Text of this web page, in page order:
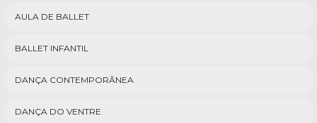
AULA DE BALLET
BALLET INFANTIL
DANÇA CONTEMPORÂNEA
DANÇA DO VENTRE